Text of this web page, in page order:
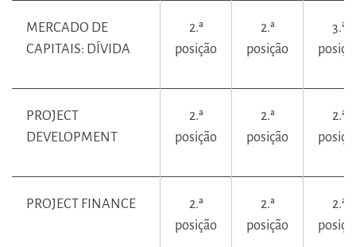
MERCADO DE
CAPITAIS: DÍVIDA
2.ª
posição
2.ª
posição
3.ª
PROJECT
DEVELOPMENT
2.ª
posição
2.ª
posição
2.ª
PROJECT FINANCE
2.ª
posição
2.ª
posição
2.ª